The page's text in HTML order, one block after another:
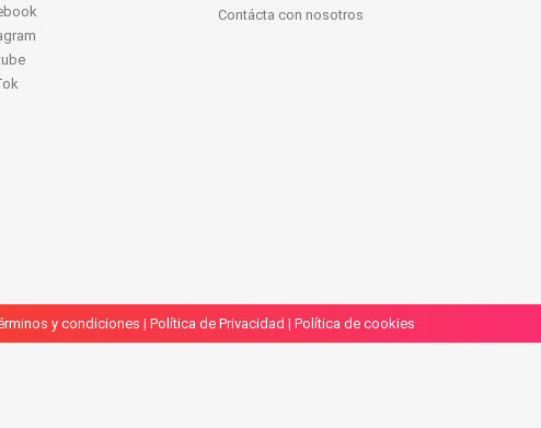
Contácta con nosotros
y condiciones | Política de Privacidad | Política de cookies